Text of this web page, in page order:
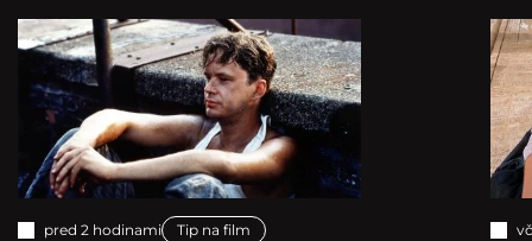
pred 2 hodinami Tip na film